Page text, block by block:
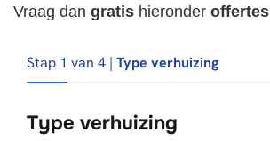
Vraag dan gratis hieronder offertes